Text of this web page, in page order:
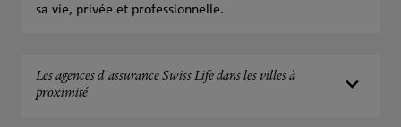
sa vie, privée et professionnelle.
Les agences d'assurance Swiss Life dans les villes à
proximité